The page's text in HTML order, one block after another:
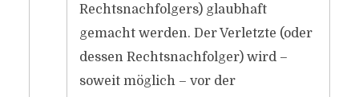
Rechtsnachfolgers) glaubhaft
gemacht werden. Der Verletzte (oder
dessen Rechtsnachfolger) wird –
soweit möglich – vor der